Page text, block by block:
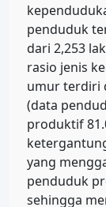
penduduk
dari 2,253
rasio jenis
umur terdiri
(data
produktif
yang
penduduk
sehingga